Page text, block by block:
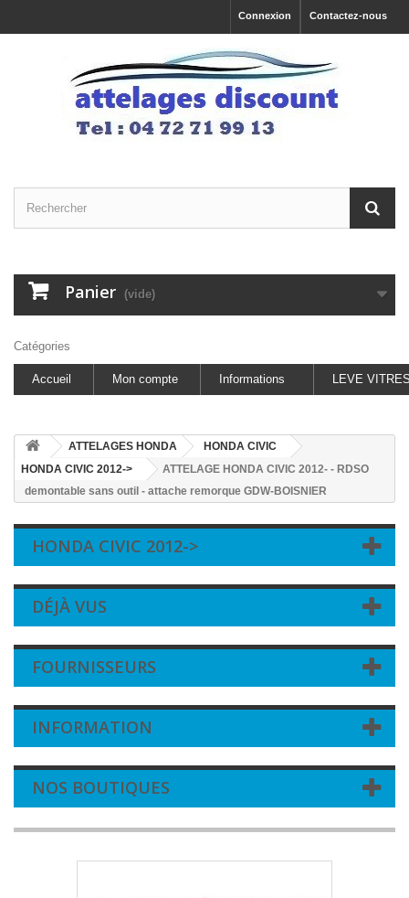
Contactez-nous
Connexion
Panier (vide)
Catégories
Accueil Mon compte Informations LEVE
ATTELAGES HONDA
HONDA CIVIC
HONDA CIVIC 2012->
ATTELAGE HONDA CIVIC 2012- - RDSO
demontable sans outil - attache remorque GDW-BOISNIER
HONDA CIVIC 2012->
DÉJÀ VUS
FOURNISSEURS
INFORMATION
NOS BOUTIQUES